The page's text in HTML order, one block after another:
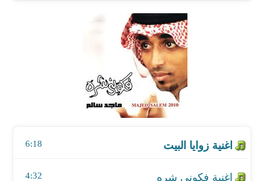
اغنية زوايا البيت
6:18
اغنية فكوني شره
4:32
اغنية ابوي وامي
اغنية كان يتسلي
اغنية وحشتوني